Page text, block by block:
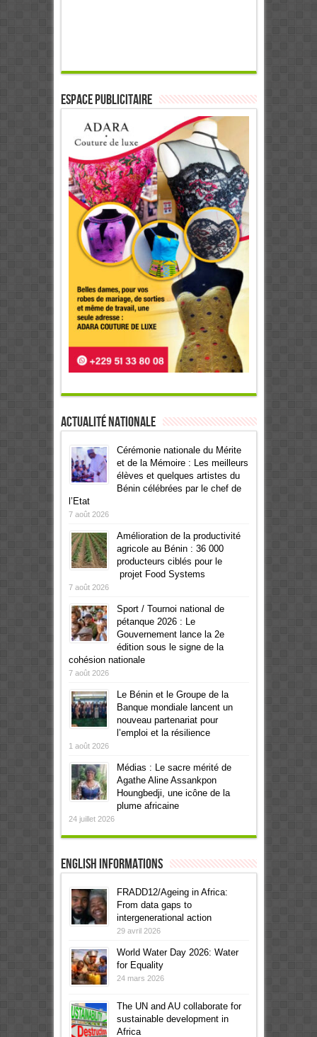
ESPACE PUBLICITAIRE
Actualité Nationale
Cérémonie nationale du Mérite
et de la Mémoire : Les meilleurs
élèves et quelques artistes du
Bénin célébrées par le chef de
l’Etat
7 août 2026
Amélioration de la productivité
agricole au Bénin : 36 000
producteurs ciblés pour le
projet Food Systems
7 août 2026
Sport / Tournoi national de
pétanque 2026 : Le
Gouvernement lance la 2e
édition sous le signe de la
cohésion nationale
7 août 2026
Le Bénin et le Groupe de la
Banque mondiale lancent un
nouveau partenariat pour
l’emploi et la résilience
1 août 2026
Médias : Le sacre mérité de
Agathe Aline Assankpon
Houngbedji, une icône de la
plume africaine
24 juillet 2026
English informations
FRADD12/Ageing in Africa:
From data gaps to
intergenerational action
29 avril 2026
World Water Day 2026: Water
for Equality
24 mars 2026
The UN and AU collaborate for
sustainable development in
Africa